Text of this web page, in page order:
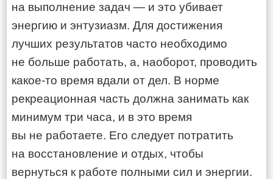
на выполнение задач — и это убивает
энергию и энтузиазм. Для достижения
лучших результатов часто необходимо
не больше работать, а, наоборот, проводить
какое-то время вдали от дел. В норме
рекреационная часть должна занимать как
минимум три часа, и в это время
вы не работаете. Его следует потратить
на восстановление и отдых, чтобы
вернуться к работе полными сил и энергии.